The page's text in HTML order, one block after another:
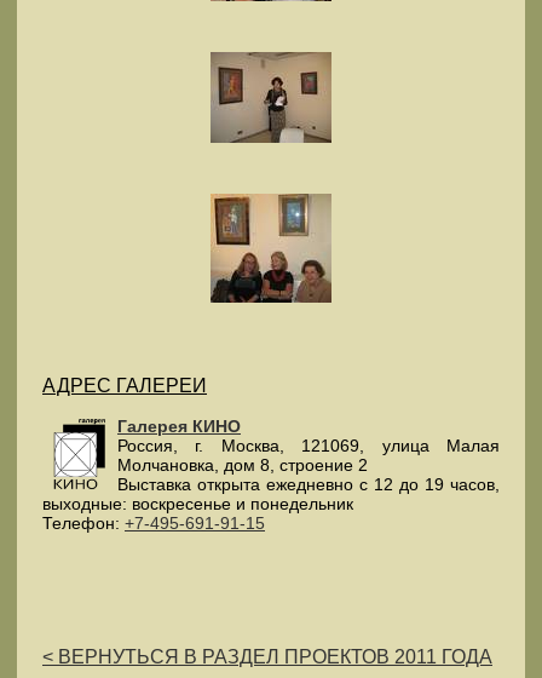
АДРЕС ГАЛЕРЕИ
Галерея КИНО
Россия , г. Москва 121069
улица Малая
Молчановка, дом 8, строение 2
Выставка открыта ежедневно с 12 до 19 часов,
выходные: воскресенье и понедельник
Телефон: +7-495-691-91-15
< ВЕРНУТЬСЯ В РАЗДЕЛ ПРОЕКТОВ 2011 ГОДА